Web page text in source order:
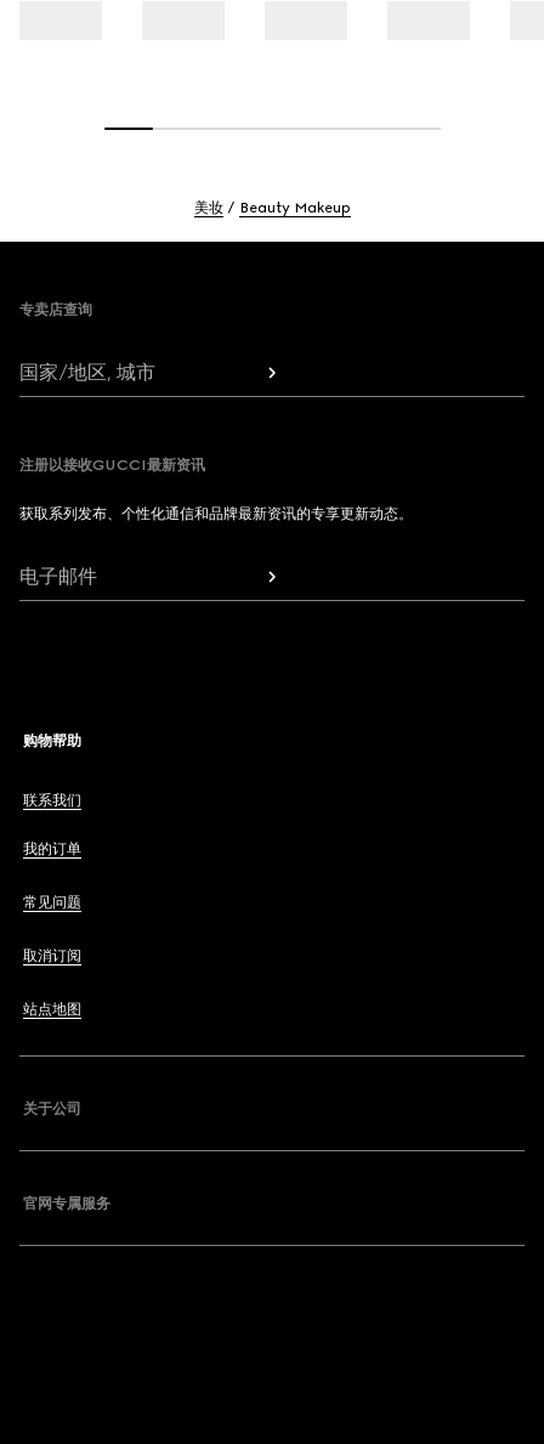
美妆 Beauty Makeup
专卖店查询
国家/地区, 城市
注册以接收GUCCI最新资讯
获取系列发布、个性化通信和品牌最新资讯的专享更新动态。
电子邮件
购物帮助
联系我们
我的订单
常见问题
取消订阅
站点地图
关于公司
官网专属服务